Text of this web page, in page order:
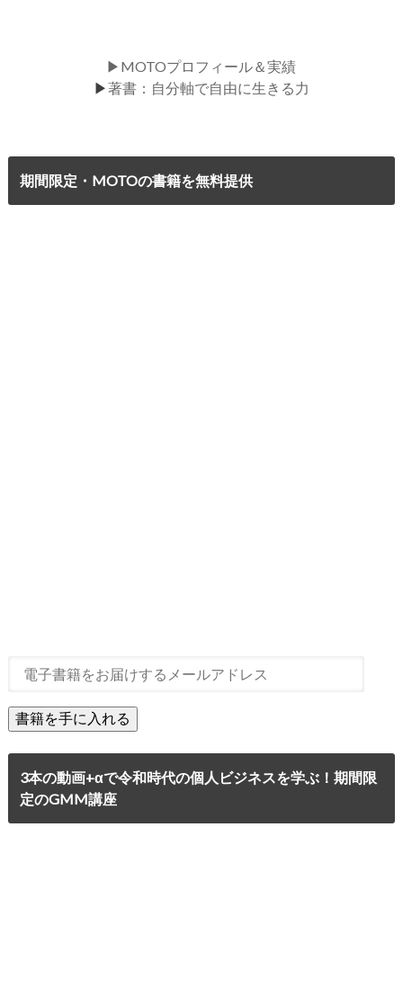
▶MOTOプロフィール＆実績
▶著書：自分軸で自由に生きる力
期間限定・MOTOの書籍を無料提供
3本の動画+αで令和時代の個人ビジネスを学ぶ！期間限
定のGMM講座